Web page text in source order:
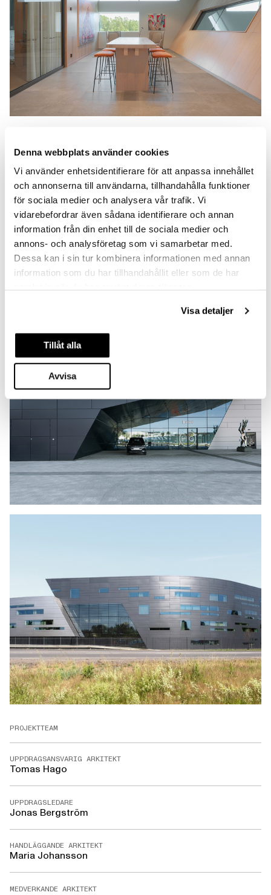
Denna webbplats använder cookies
Vi använder enhetsidentifierare för att anpassa innehållet
och annonserna till användarna, tillhandahålla funktioner
för sociala medier och analysera vår trafik. Vi
vidarebefordrar även sådana identifierare och annan
information från din enhet till de sociala medier och
annons- och analysföretag som vi samarbetar med.
Dessa kan i sin tur kombinera informationen med annan
information som du har tillhandahållit eller som de har
Visa detaljer
Tillåt alla
Avvisa
Från entrérummet rör man sig sedan in i mer i
traditionella kontorsytor med en kombination av öppna
landskap och mindre kontorsrum. Här gör sig fasaden
med de oregelbundet placerade fönstren sig tydligt
påmind. Det varierade och dynamiska ljusinfallet gör att
inget rum är det andra likt och de olika
fönsterplaceringarna ger spännande utblickar från
såväl stående som sittande position. Byggnadens form
och uttryck av ständig rörelse blir på det här sättet
framträdande, från den skulpturala utsidan in till minsta
kontorsrum. Dess variation skapar en varierad och
PROJEKTTEAM
UPPDRAGSANSVARIG ARKITEKT
Tomas Hago
UPPDRAGSLEDARE
Jonas Bergström
HANDLÄGGANDE ARKITEKT
Maria Johansson
MEDVERKANDE ARKITEKT